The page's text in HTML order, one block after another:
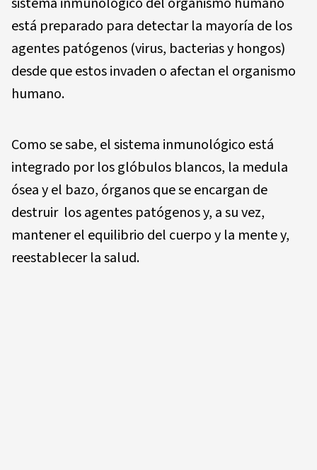
está preparado para detectar la mayoría de los
agentes patógenos (virus, bacterias y hongos)
desde que estos invaden o afectan el organismo
humano.
Como se sabe, el sistema inmunológico está
integrado por los glóbulos blancos, la medula
ósea y el bazo, órganos que se encargan de
destruir los agentes patógenos y, a su vez,
mantener el equilibrio del cuerpo y la mente y,
reestablecer la salud.